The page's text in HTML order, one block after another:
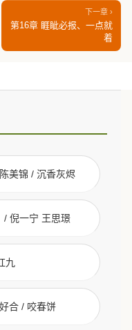
下一章 ›
第16章 睚眦必报、一点就
着
美锦 / 沉香灰烬
/ 倪一宁 王思璟
九
合 / 咬春饼